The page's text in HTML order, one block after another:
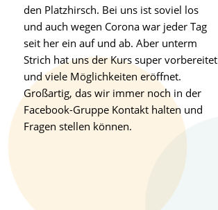
den Platzhirsch. Bei uns ist soviel los
und auch wegen Corona war jeder Tag
seit her ein auf und ab. Aber unterm
Strich hat uns der Kurs super vorbereitet
und viele Möglichkeiten eröffnet.
Großartig, das wir immer noch in der
Facebook-Gruppe Kontakt halten und
Fragen stellen können.